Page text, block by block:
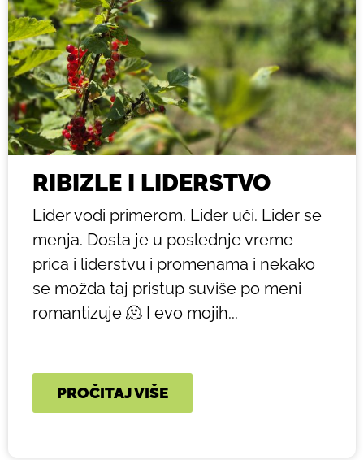
RIBIZLE I LIDERSTVO
Lider vodi primerom. Lider uči. Lider se
menja. Dosta je u poslednje vreme
prica i liderstvu i promenama i nekako
se možda taj pristup suviše po meni
romantizuje 🫠 I evo mojih...
PROČITAJ VIŠE